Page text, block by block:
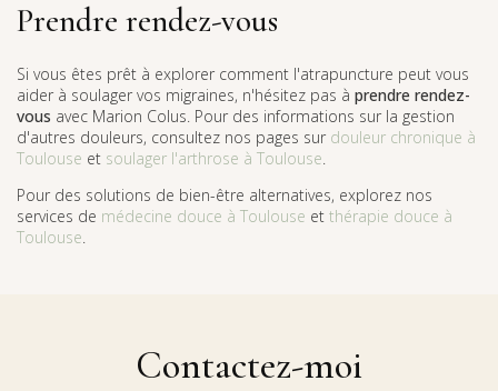
Prendre rendez-vous
Si vous êtes prêt à explorer comment l'atrapuncture peut vous
aider à soulager vos migraines, n'hésitez pas à prendre rendez-
vous avec Marion Colus. Pour des informations sur la gestion
d'autres douleurs, consultez nos pages sur douleur chronique à
Toulouse et soulager l'arthrose à Toulouse.
Pour des solutions de bien-être alternatives, explorez nos
services de médecine douce à Toulouse et thérapie douce à
Toulouse.
Contactez-moi